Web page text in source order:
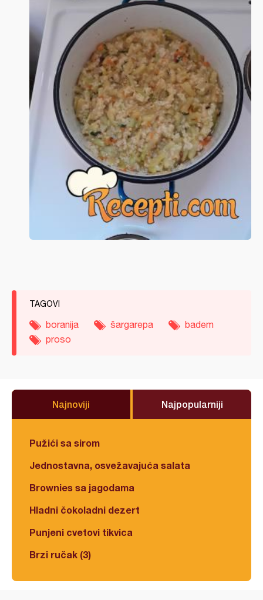
TAGOVI
boranija šargarepa
badem
proso
Najnoviji Najpopularniji
Pužići sa sirom
Jednostavna, osvežavajuća salata
Brownies sa jagodama
Hladni čokoladni dezert
Punjeni cvetovi tikvica
Brzi ručak (3)